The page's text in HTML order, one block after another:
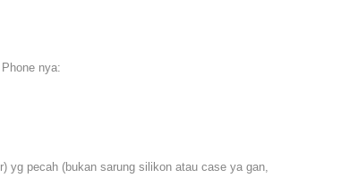
nya:
yg pecah (bukan sarung silikon atau case ya gan,